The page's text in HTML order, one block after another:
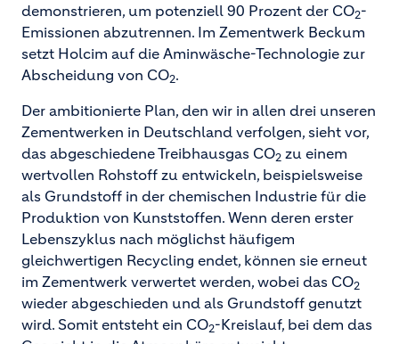
demonstrieren, um potenziell 90 Prozent der CO2-
Emissionen abzutrennen. Im Zementwerk Beckum
setzt Holcim auf die Aminwäsche-Technologie zur
Abscheidung von CO2.
Der ambitionierte Plan, den wir in allen drei unseren
Zementwerken in Deutschland verfolgen, sieht vor,
das abgeschiedene Treibhausgas CO2 zu einem
wertvollen Rohstoff zu entwickeln, beispielsweise
als Grundstoff in der chemischen Industrie für die
Produktion von Kunststoffen. Wenn deren erster
Lebenszyklus nach möglichst häufigem
gleichwertigen Recycling endet, können sie erneut
im Zementwerk verwertet werden, wobei das CO2
wieder abgeschieden und als Grundstoff genutzt
wird. Somit entsteht ein CO2-Kreislauf, bei dem das